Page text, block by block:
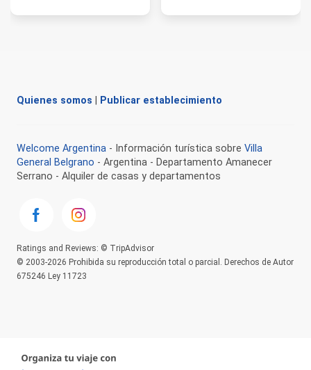
Quienes somos Publicar establecimiento
Welcome Argentina - Información turística sobre Villa
General Belgrano - Argentina - Departamento Amanecer
Serrano - Alquiler de casas y departamentos
Ratings and Reviews: © TripAdvisor
© 2003-2026 Prohibida su reproducción total o parcial. Derechos de Autor
675246 Ley 11723